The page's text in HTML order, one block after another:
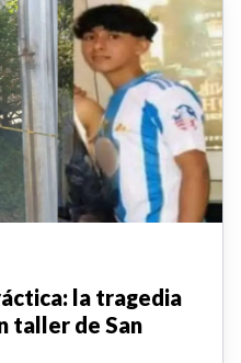
la tragedia
taller de San